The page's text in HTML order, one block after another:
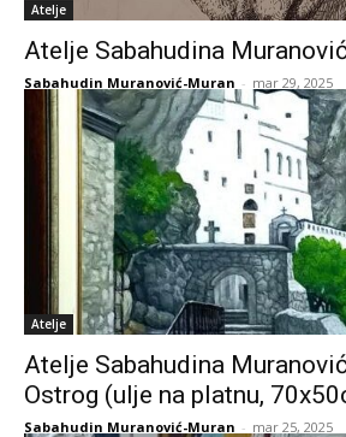
Atelje
Atelje Sabahudina
Sabahudin Muranović-Muran - mar 29, 2025
Atelje
Atelje Sabahudina
Ostrog (ulje na platnu,
Sabahudin Muranović-Muran - mar 25, 2025